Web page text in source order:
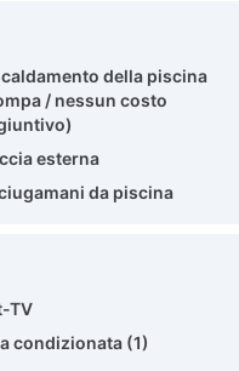
della piscina
/ nessun costo
esterna
da piscina
TV
condizionata (1)